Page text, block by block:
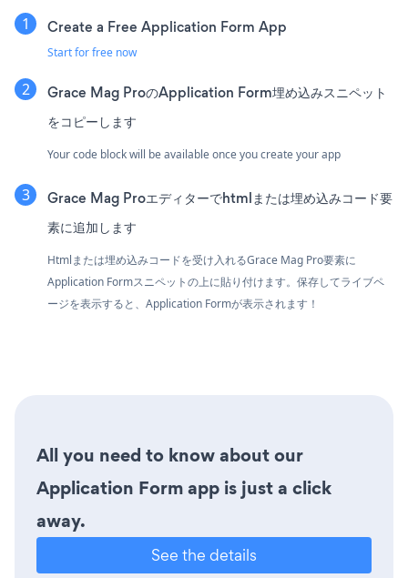
Create a Free Application Form App
Start for free now
Grace Mag ProのApplication Form埋め込みスニペット
をコピーします
Your code block will be available once you create your app
Grace Mag Proエディターでhtmlまたは埋め込みコード要
素に追加します
Htmlまたは埋め込みコードを受け入れるGrace Mag Pro要素に
Application Formスニペットの上に貼り付けます。保存してライブペ
ージを表示すると、Application Formが表示されます！
All you need to know about our
Application Form app is just a click
away.
See the details